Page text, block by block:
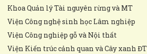
Khoa Quản lý Tài nguyên rừng và MT
Viện Công nghệ sinh học Lâm nghiệp
Viện Công nghiệp gỗ và Nội thất
Viện Kiến trúc cảnh quan và Cây xanh ĐT